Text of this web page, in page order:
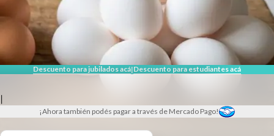
Descuento para jubilados acá|Descuento para estudiantes acá
|
¡Ahora también podés pagar a través de Mercado Pago!